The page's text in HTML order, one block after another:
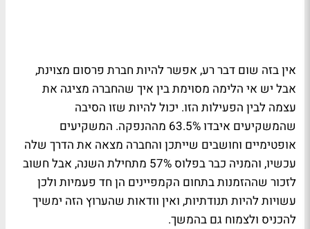
אין בזה שום דבר רע, אפשר להיות חברת פרסום מצוינת,
אבל יש אי הלימה מסוימת בין איך שהחברה מציגה את
עצמה לבין הפעילות הזו. יכול להיות שזו הסיבה
שהמשקיעים איבדו 63.5% מההנפקה. המשקיעים
אופטימיים וחושבים שייתכן והחברה מצאה את הדרך שלה
עכשיו, והמניה כבר בפלוס 57% מתחילת השנה, אבל חשוב
לזכור שההזמנות בתחום הקמפיינים הן חד פעמיות ולכן
עשויות להיות תנודתיות, ואין וודאות שהערוץ הזה ימשיך
להכניס ולצמוח גם בהמשך.